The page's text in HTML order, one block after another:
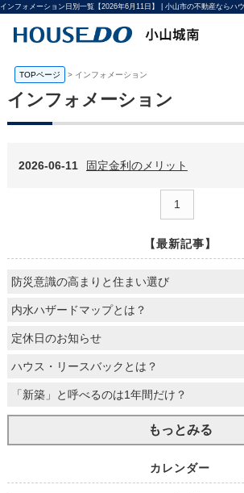
インフォメーション日別一覧【2026年6月11日】 | 小山市の不動産ならハ
TOPページ > インフォメーション
インフォメーション
2026-06-11 固定金利のメリット
1
【最新記事】
防災意識の高まりと住まい選び
内水ハザードマップとは？
定休日のお知らせ
ハウス・リースバックとは？
「新築」と呼べるのは1年間だけ？
もっとみる
カレンダー